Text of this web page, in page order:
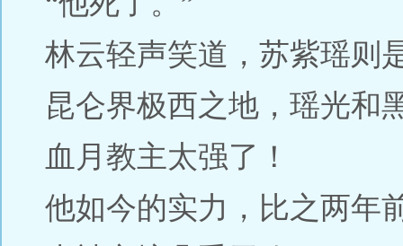
林云轻声笑道，苏紫瑶则
昆仑界极西之地，瑶光和
血月教主太强了！
他如今的实力，比之两年